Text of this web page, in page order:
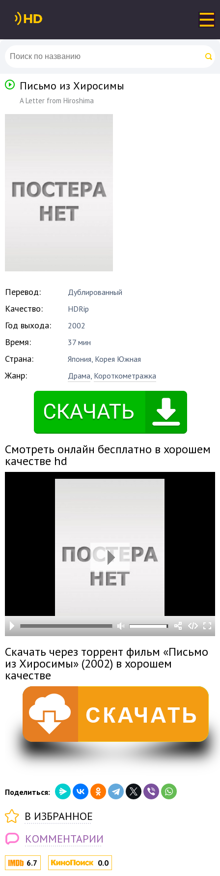
Письмо из Хиросимы
A Letter from Hiroshima
Перевод: Дублированный
Качество: HDRip
Год выхода: 2002
Время: 37 мин
Страна: Япония, Корея Южная
Жанр: Драма, Короткометражка
6.7 0.0
Смотреть онлайн бесплатно в хорошем
качестве hd
Скачать через торрент фильм «Письмо
из Хиросимы» (2002) в хорошем
качестве
Поделиться:
В ИЗБРАННОЕ
КОММЕНТАРИИ